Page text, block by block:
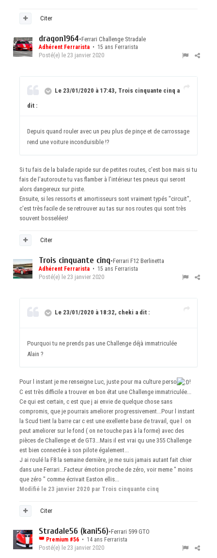
Citer
dragon1964•Ferrari Challenge Stradale
Adhérent Ferrarista • 15 ans Ferrarista
Posté(e) le 23 janvier 2020
Le 23/01/2020 à 17:43, Trois cinquante cinq a
dit :
Depuis quand rouler avec un peu plus de pinçe et de carrossage
rend une voiture inconduisible !?
Si tu fais de la balade rapide sur de petites routes, c'est bon mais si tu
fais de l'autoroute tu vas flamber à l’intérieur tes pneus qui seront
alors dangereux sur piste.
Ensuite, si les ressorts et amortisseurs sont vraiment typés "circuit",
c'est très facile de se retrouver au tas sur nos routes qui sont très
souvent bosselées!
Citer
Trois cinquante cinq•Ferrari F12 Berlinetta
Adhérent Ferrarista • 15 ans Ferrarista
Posté(e) le 23 janvier 2020
Le 23/01/2020 à 18:32, cheki a dit :
Pourquoi tu ne prends pas une Challenge déjà immatriculée
Alain ?
Pour l instant je me renseigne Luc, juste pour ma culture perso
!
C est très difficile a trouver en bon état une Challenge immatriculée...
Ce qui est certain, c est que j ai envie de quelque chose sans
compromis, que je pourrais ameliorer progressivement...Pour l instant
la Scud tient la barre car c est une exellente base de travail, que l on
peut ameliorer sur le fond ( on ne touche pas à la forme) avec des
pièces de Challenge et de GT3...Mais il est vrai qu une 355 Challenge
est bien connectée à son pilote également...
J ai roulé la F8 la semaine dernière, je me suis jamais autant fait chier
dans une Ferrari...Facteur émotion proche de zéro, voir meme " moins
que zéro " comme écrivait Easton ellis...
Modifié le 23 janvier 2020 par Trois cinquante cinq
Citer
Stradale56 (kani56)•Ferrari 599 GTO
👑 Premium #56 • 14 ans Ferrarista
Posté(e) le 23 janvier 2020